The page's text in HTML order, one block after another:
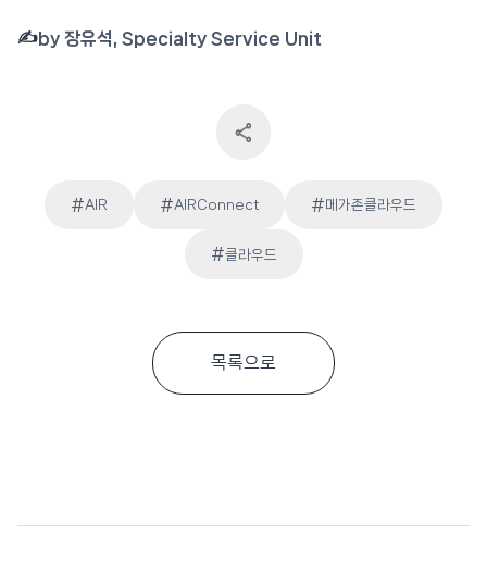
✍️by 장유석, Specialty Service Unit
Tags:
#AIR #AIRConnect #메가존클라우드
#클라우드
목록으로